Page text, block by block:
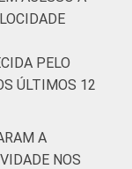
1
0
PELO
ÚLTIMOS 12
A
NOS